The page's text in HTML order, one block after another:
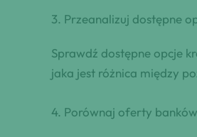
3. Przeanalizuj dostępne
Sprawdź dostępne opcje
jaka jest różnica między
4. Porównaj oferty banków